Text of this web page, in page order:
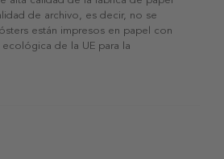
de archivo, es decir, no se
están impresos en papel con
de la UE para la